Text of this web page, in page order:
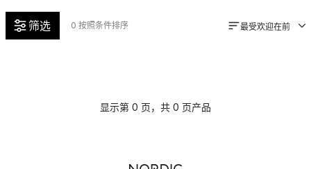
筛选 0 按照条件排序 最受欢迎在前
显示第 0 页，共 0 页产品